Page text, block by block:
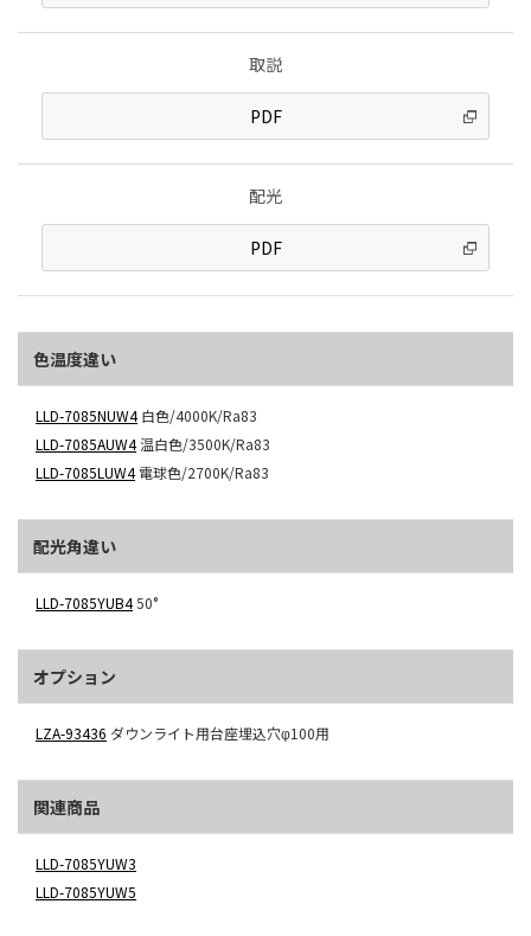
取説
PDF
配光
PDF
色温度違い
LLD-7085NUW4白色/4000K/Ra83
LLD-7085AUW4温白色/3500K/Ra83
LLD-7085LUW4電球色/2700K/Ra83
配光角違い
LLD-7085YUB450°
オプション
LZA-93436 ダウンライト用台座埋込穴φ100用
関連商品
LLD-7085YUW3
LLD-7085YUW5